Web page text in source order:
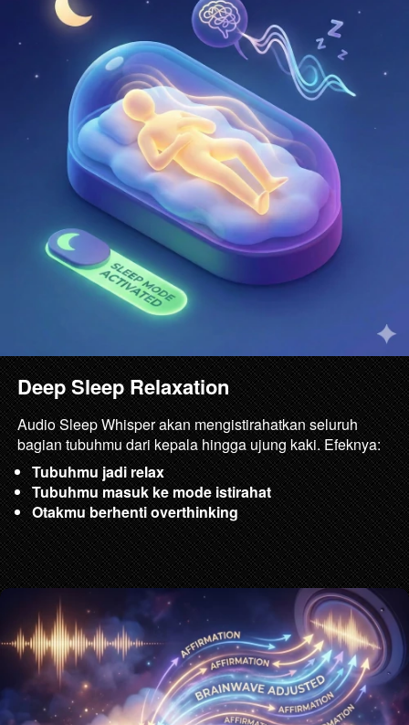
Deep Sleep Relaxation
Audio Sleep Whisper akan mengistirahatkan seluruh
bagian tubuhmu dari kepala hingga ujung kaki. Efeknya:
Tubuhmu jadi relax
Tubuhmu masuk ke mode istirahat
Otakmu berhenti overthinking